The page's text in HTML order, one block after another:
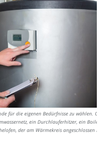
für die eigenen Bedürfnisse zu wählen. Ob
ein Durchlauferhitzer, ein Boiler
der am Wärmekreis angeschlossen ist